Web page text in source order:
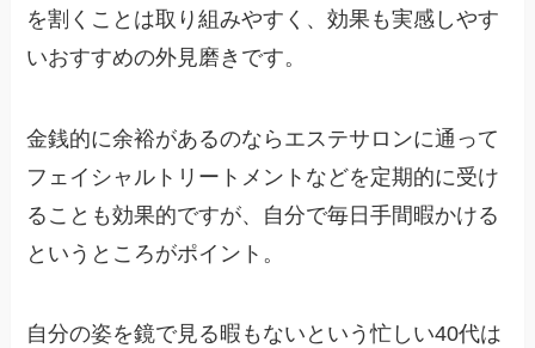
を割くことは取り組みやすく、効果も実感しやす
いおすすめの外見磨きです。
金銭的に余裕があるのならエステサロンに通って
フェイシャルトリートメントなどを定期的に受け
ることも効果的ですが、自分で毎日手間暇かける
というところがポイント。
自分の姿を鏡で見る暇もないという忙しい40代は